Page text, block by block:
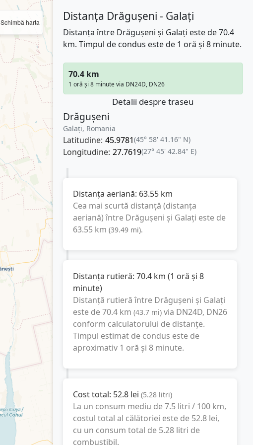
Schimbă harta Distanța Drăgușeni - Galați
Distanța între Drăgușeni și Galați este de 70.4
km. Timpul de condus este de 1 oră și 8 minute.
70.4 km
1 oră și 8 minute via DN24D, DN26
Detalii despre traseu
Drăgușeni
Galați, Romania
Latitudine: 45.9781(45° 58' 41.16" N)
Longitudine: 27.7619(27° 45' 42.84" E)
Distanța aeriană: 63.55 km
Cea mai scurtă distanță (distanța
aeriană) între Drăgușeni și Galați este de
63.55 km (39.49 mi).
Distanța rutieră: 70.4 km (1 oră și 8
minute)
Distanță rutieră între Drăgușeni și Galați
este de70.4 km (43.7 mi) via DN24D, DN26
conform calculatorului de distanțe.
Timpul estimat de condus este de
aproximativ 1 oră și 8 minute.
Cost total: 52.8 lei (5.28 litri)
La un consum mediu de7.5 litri / 100 km,
costul total al călătoriei este de 52.8 lei,
cu un consum total de 5.28 litri de
combustibil.